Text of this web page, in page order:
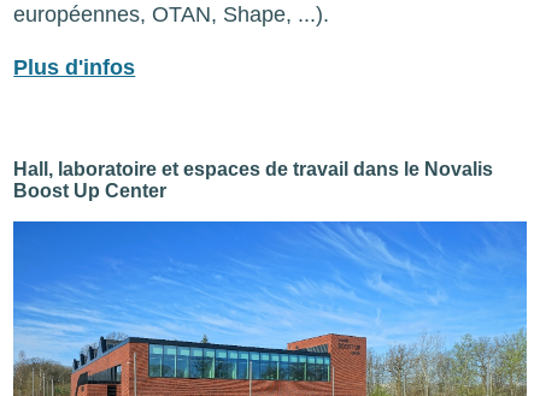
européennes, OTAN, Shape, ...).
Plus d'infos
Hall, laboratoire et espaces de travail dans le Novalis
Boost Up Center